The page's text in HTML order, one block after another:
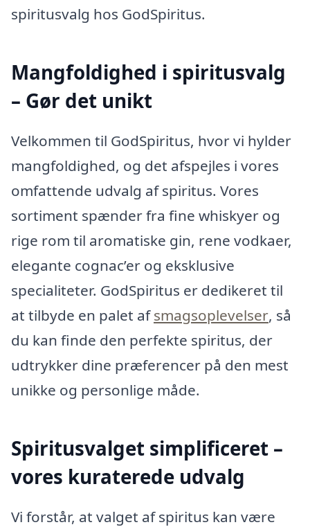
spiritusvalg hos GodSpiritus.
Mangfoldighed i spiritusvalg
– Gør det unikt
Velkommen til GodSpiritus, hvor vi hylder
mangfoldighed, og det afspejles i vores
omfattende udvalg af spiritus. Vores
sortiment spænder fra fine whiskyer og
rige rom til aromatiske gin, rene vodkaer,
elegante cognac’er og eksklusive
specialiteter. GodSpiritus er dedikeret til
at tilbyde en palet afsmagsoplevelser, så
du kan finde den perfekte spiritus, der
udtrykker dine præferencer på den mest
unikke og personlige måde.
Spiritusvalget simplificeret –
vores kuraterede udvalg
Vi forstår, at valget af spiritus kan være